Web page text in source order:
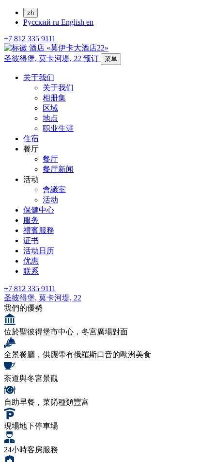
zh
Русский ru English en
+7 812 335 9111
圣彼得堡, 莫卡河堤, 22 预订 菜单
关于我们
关于我们
相册集
区域
地点
职业生涯
住宿
餐厅
餐厅
餐厅新闻
活动
會議室
活动
保健中心
服务
禮賓服務
证书
活动日历
优惠
联系
+7 812 335 9111
圣彼得堡, 莫卡河堤, 22
我們的優勢
位於聖彼得堡市中心，冬宮廣場對面
全景餐廳，供應帶有俄羅斯口音的歐洲美食
茶道與冬宮景觀
自助早餐，菜餚種類豐富
現場地下停車場
24小時客房服務